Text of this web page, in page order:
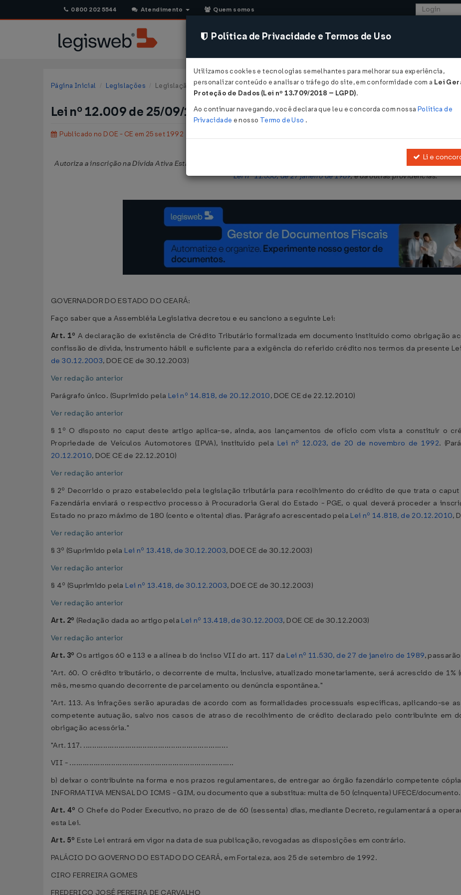
0800 202 5544 Atendimento Quem somos
CONSULTORIA SISTEMAS COMÉRCIO EXTERIOR
Página Inicial Legislações Legislação Estadual - Ceará
Lei nº 12.009 de 25/09/1992
Publicado no DOE - CE em 25 set 1992
Autoriza a inscrição na Dívida Ativa Estadual de Crédito Tributário constante de documento que formalizar o
Lei nº 11.530, de 27 janeiro de 1989, e dá outras providências.
GOVERNADOR DO ESTADO DO CEARÁ:
Faço saber que a Assembléia Legislativa decretou e eu sanciono a seguinte Lei:
Art. 1º A declaração de existência de Crédito Tributário formalizada em documento instituído como obrigação
confissão de dívida, instrumento hábil e suficiente para a exigência do referido crédito nos termos da presente
de 30.12.2003, DOE CE de 30.12.2003)
Ver redação anterior
Parágrafo único. (Suprimido pela Lei nº 14.818, de 20.12.2010, DOE CE de 22.12.2010)
Ver redação anterior
§ 1º O disposto no caput deste artigo aplica-se, ainda, aos lançamentos de ofício com vista a constituir o
Propriedade de Veículos Automotores (IPVA), instituído pela Lei nº 12.023, de 20 de novembro de 1992.
20.12.2010, DOE CE de 22.12.2010)
Ver redação anterior
§ 2º Decorrido o prazo estabelecido pela legislação tributária para recolhimento do crédito de que trata o
Fazendária enviará o respectivo processo à Procuradoria Geral do Estado - PGE, o qual deverá proceder a
Estado no prazo máximo de 180 (cento e oitenta) dias. (Parágrafo acrescentado pela Lei nº 14.818, de 20.12.2010,
Ver redação anterior
§ 3º (Suprimido pela Lei nº 13.418, de 30.12.2003, DOE CE de 30.12.2003)
Ver redação anterior
§ 4º (Suprimido pela Lei nº 13.418, de 30.12.2003, DOE CE de 30.12.2003)
Ver redação anterior
Art. 2º (Redação dada ao artigo pela Lei nº 13.418, de 30.12.2003, DOE CE de 30.12.2003)
Ver redação anterior
Art. 3º Os artigos 60 e 113 e a alínea b do inciso VII do art. 117 da Lei nº 11.530, de 27 de janeiro de 1989,
"Art. 60. O crédito tributário, o decorrente de multa, inclusive, atualizado monetariamente, será acrescido de
mês, mesmo quando decorrente de parcelamento ou denúncia espontânea."
"Art. 113. As infrações serão apuradas de acordo com as formalidades processuais específicas, aplicando-se
competente autuação, salvo nos casos de atraso de recolhimento de crédito declarado pelo contribuinte em
obrigação acessória."
"Art. 117. ..................................................................
VII - ...........................................................................
b) deixar o contribuinte na forma e nos prazos regulamentares, de entregar ao órgão fazendário competente cópia
INFORMATIVA MENSAL DO ICMS - GIM, ou documento que a substitua: multa de 50 (cinquenta) UFECE/
Art. 4º O Chefe do Poder Executivo, no prazo de de 60 (sessenta) dias, mediante Decreto, regulamentará a
esta Lei.
Art. 5º Este Lei entrará em vigor na data de sua publicação, revogadas as disposições em contrário.
PALÁCIO DO GOVERNO DO ESTADO DO CEARÁ, em Fortaleza, aos 25 de setembro de 1992.
CIRO FERREIRA GOMES
FREDERICO JOSÉ PEREIRA DE CARVALHO
Política de Privacidade e Termos de Uso
Utilizamos cookies e tecnologias semelhantes para melhorar sua experiência,
personalizar conteúdo e analisar o tráfego do site, em conformidade com a Lei
Proteção de Dados (Lei nº 13.709/2018 – LGPD).
Ao continuar navegando, você declara que leu e concorda com nossa Política de
Privacidade e nosso Termo de Uso .
Li e